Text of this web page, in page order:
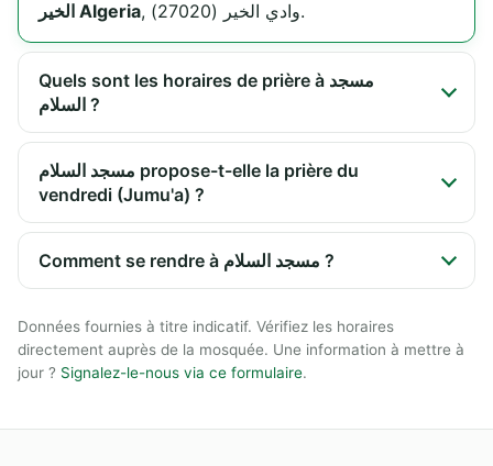
الخير Algeria
, وادي الخير (27020).
Quels sont les horaires de prière à مسجد
السلام ?
مسجد السلام propose-t-elle la prière du
vendredi (Jumu'a) ?
Comment se rendre à مسجد السلام ?
Données fournies à titre indicatif. Vérifiez les horaires
directement auprès de la mosquée. Une information à mettre à
jour ? Signalez-le-nous via ce formulaire.